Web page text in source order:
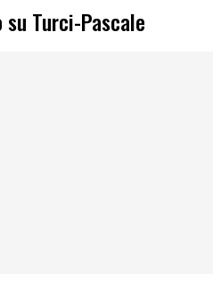
Turci-Pascale